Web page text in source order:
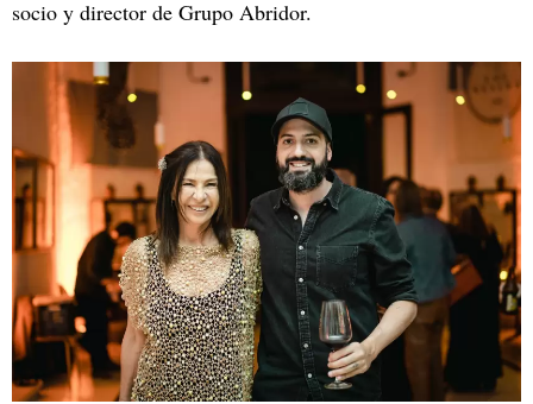
socio y director de Grupo Abridor.